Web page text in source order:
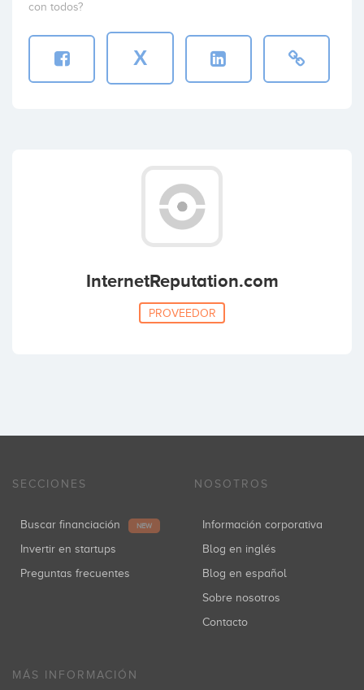
con todos?
X
InternetReputation.com
PROVEEDOR
SECCIONES
Buscar financiación NEW
Invertir en startups
Preguntas frecuentes
NOSOTROS
Información corporativa
Blog en inglés
Blog en español
Sobre nosotros
Contacto
MÁS INFORMACIÓN